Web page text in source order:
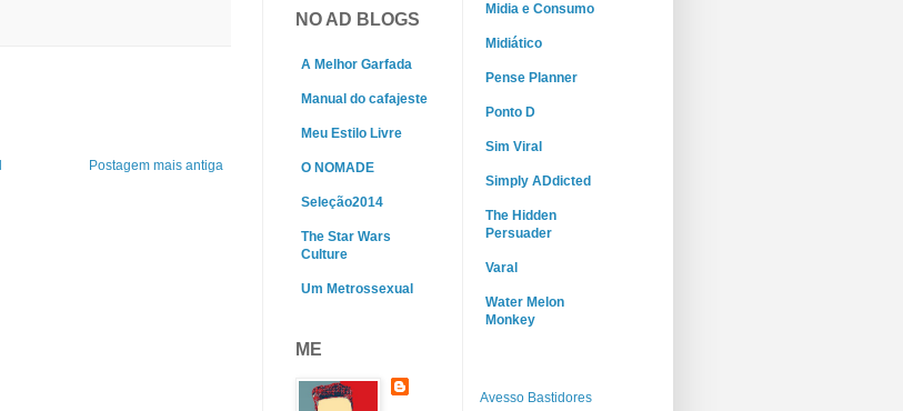
Postagem mais antiga
NO AD BLOGS
A Melhor Garfada
Manual do cafajeste
Meu Estilo Livre
O NOMADE
Seleção2014
The Star Wars
Culture
Um Metrossexual
ME
Midia e Consumo
Midiático
Pense Planner
Ponto D
Sim Viral
Simply ADdicted
The Hidden
Persuader
Varal
Water Melon
Monkey
Avesso Bastidores